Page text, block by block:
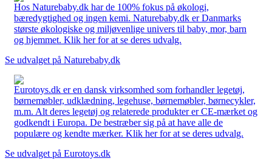
Hos Naturebaby.dk har de 100% fokus på økologi,
bæredygtighed og ingen kemi. Naturebaby.dk er Danmarks
største økologiske og miljøvenlige univers til baby, mor, barn
og hjemmet. Klik her for at se deres udvalg.
Se udvalget på Naturebaby.dk
Eurotoys.dk er en dansk virksomhed som forhandler legetøj,
børnemøbler, udklædning, legehuse, børnemøbler, børnecykler,
m.m. Alt deres legetøj og relaterede produkter er CE-mærket og
godkendt i Europa. De bestræber sig på at have alle de
populære og kendte mærker. Klik her for at se deres udvalg.
Se udvalget på Eurotoys.dk